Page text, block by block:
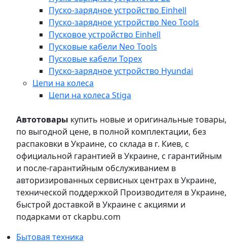
Пуско-зарядное устройство Einhell
Пуско-зарядное устройство Neo Tools
Пусковое устройство Einhell
Пусковые кабели Neo Tools
Пусковые кабели Topex
Пуско-зарядное устройство Hyundai
Цепи на колеса
Цепи на колеса Stiga
Автотовары купить новые и оригинальные товары,
по выгодной цене, в полной комплектации, без
распаковки в Украине, со склада в г. Киев, с
официальной гарантией в Украине, с гарантийным
и после-гарантийным обслуживанием в
авторизированных сервисных центрах в Украине,
технической поддержкой Производителя в Украине,
быстрой доставкой в Украине с акциями и
подарками от ckapbu.com
Бытовая техника